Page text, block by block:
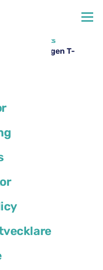
Linate-flygplats
– Volkswagen T-